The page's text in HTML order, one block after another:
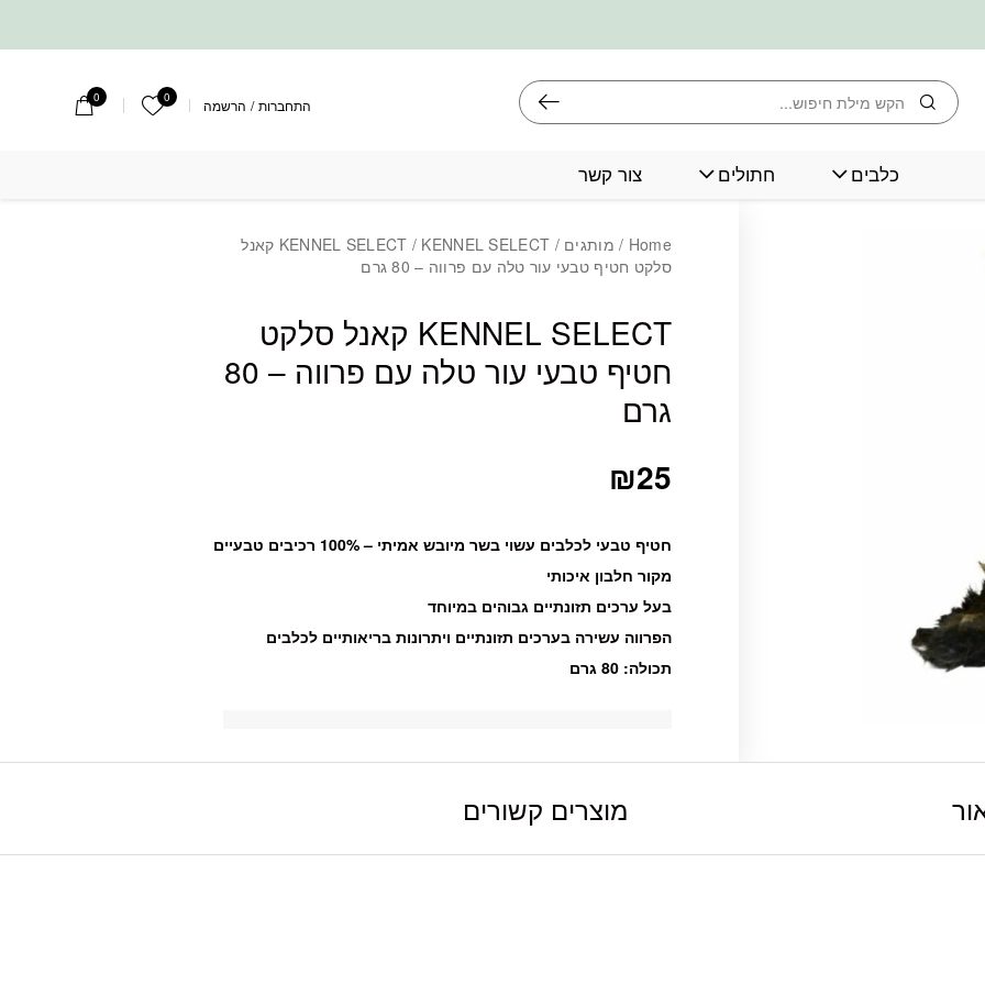
התחברות / הרשמה 0 הרשימה שלי
0 חיפוש
כלבים חתולים צור קשר
Home
/ מותגים /
KENNEL SELECT / KENNEL SELECT קאנל
סלקט חטיף טבעי עור טלה עם פרווה – 80 גרם
KENNEL SELECT קאנל סלקט
חטיף טבעי עור טלה עם פרווה – 80
גרם
₪25
חטיף טבעי לכלבים עשוי בשר מיובש אמיתי – 100% רכיבים טבעיים
מקור חלבון איכותי
בעל ערכים תזונתיים גבוהים במיוחד
הפרווה עשירה בערכים תזונתיים ויתרונות בריאותיים לכלבים
תכולה: 80 גרם
מוצרים קשורים